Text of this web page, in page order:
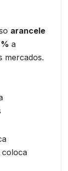
arancele
a
mercados.
coloca